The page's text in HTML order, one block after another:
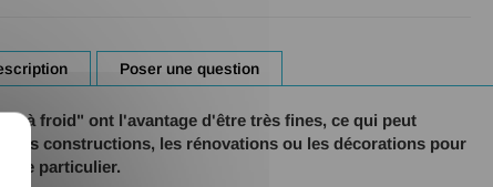
à froid" ont l'avantage d'être très fines, ce qui peut
les constructions, les rénovations ou les décorations pour
le particulier.
Poser une question